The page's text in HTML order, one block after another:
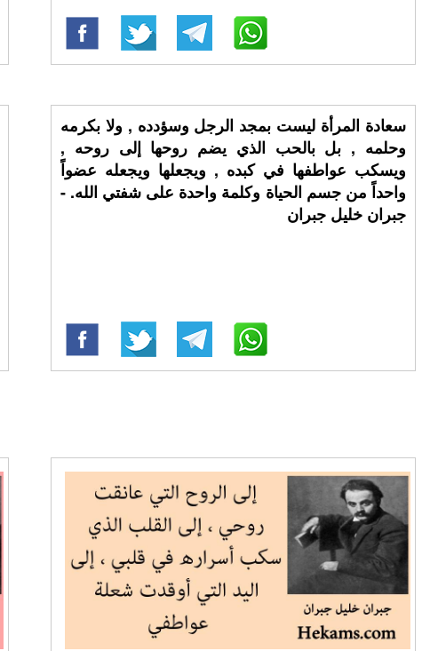
سعادة المرأة ليست بمجد الرجل وسؤدده , ولا بكرمه
وحلمه , بل بالحب الذي يضم روحها إلى روحه ,
ويسكب عواطفها في كبده , ويجعلها ويجعله عضواً
واحداً من جسم الحياة وكلمة واحدة على شفتي الله. -
جبران خليل جبران